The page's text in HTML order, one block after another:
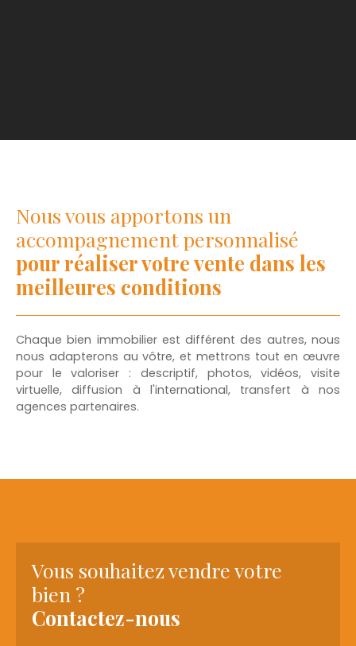
Nous vous apportons un
accompagnement personnalisé
pour réaliser votre vente dans les
meilleures conditions
Chaque bien immobilier est différent des autres, nous
nous adapterons au vôtre, et mettrons tout en œuvre
pour le valoriser : descriptif, photos, vidéos, visite
virtuelle, diffusion à l'international, transfert à nos
agences partenaires.
Vous souhaitez vendre votre
bien ?
Contactez-nous